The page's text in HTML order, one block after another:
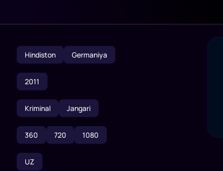
Hindiston Germaniya
2011
Kriminal Jangari
360 720 1080
UZ